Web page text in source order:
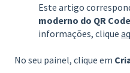
Este artigo
moderno do QR
informações, clique
No seu painel, clique em